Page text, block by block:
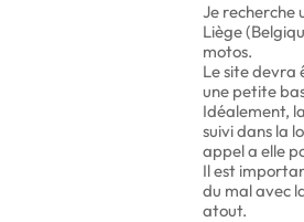
Je recherche
Liège
motos.
Le site devra
une petite
Idéalement,
suivi dans la
appel a elle
Il est
du mal avec
atout.